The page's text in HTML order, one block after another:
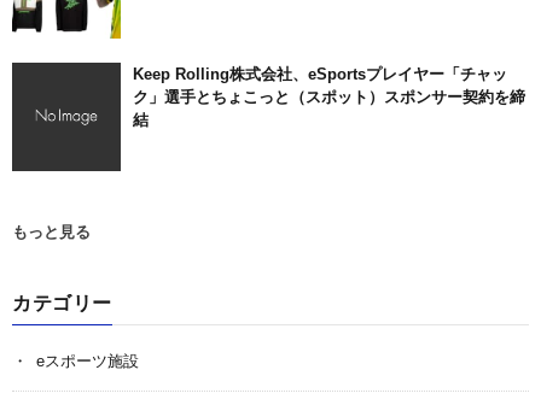
Keep Rolling株式会社、eSportsプレイヤー「チャッ
ク」選手とちょこっと（スポット）スポンサー契約を締
結
もっと見る
カテゴリー
eスポーツ施設